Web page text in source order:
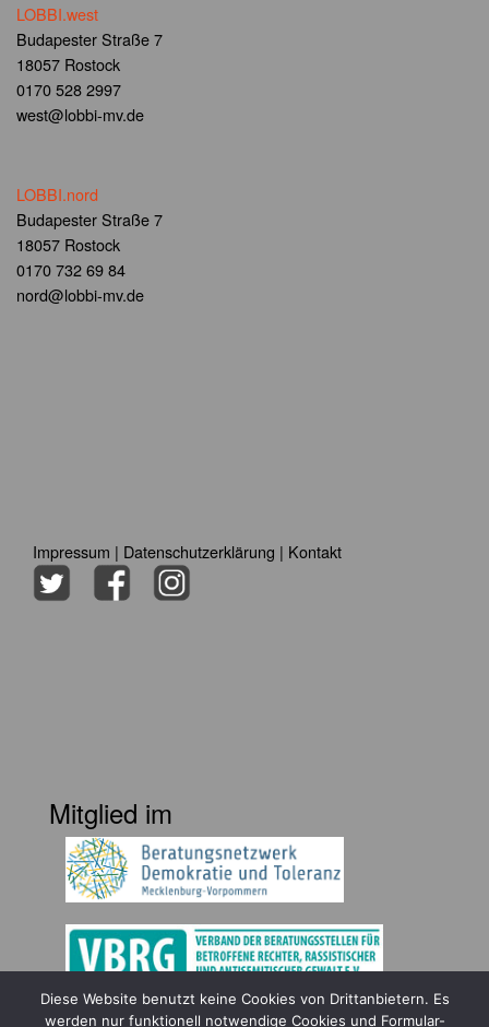
LOBBI.west
Budapester Straße 7
18057 Rostock
0170 528 2997
west@lobbi-mv.de
LOBBI.nord
Budapester Straße 7
18057 Rostock
0170 732 69 84
nord@lobbi-mv.de
Impressum | Datenschutzerklärung | Kontakt
Mitglied im
Diese Website benutzt keine Cookies von Drittanbietern. Es
werden nur funktionell notwendige Cookies und Formular-